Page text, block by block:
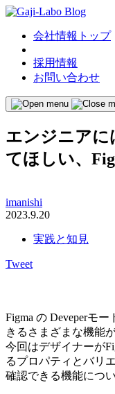
会社情報トップ
採用情報
お問い合わせ
エンジニアに
てほしい、
imanishi
2023.9.20
実践と知見
Tweet
Figma の Deveperモ
きるさまざまな機能
今回はデザイナーが
るプロパティとバリ
確認できる機能につ